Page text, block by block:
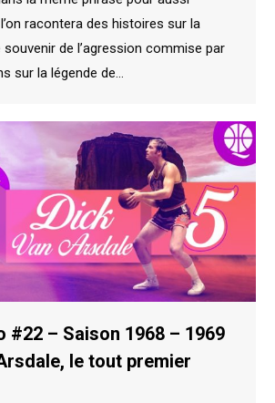
racontera des histoires sur la
souvenir de l’agression commise par
sur la légende de…
#22 – Saison 1968 – 1969
le tout premier